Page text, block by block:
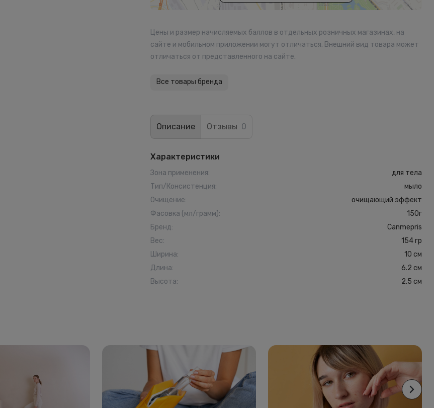
Цены и размер начисляемых баллов в отдельных розничных магазинах, на
сайте и мобильном приложении могут отличаться. Внешний вид товара может
отличаться от представленного на сайте.
Все товары бренда
Описание Отзывы 0
Характеристики
Зона применения:
для тела
Тип/Консистенция:
мыло
Очищение:
очищающий эффект
Фасовка (мл/грамм):
150г
Бренд:
Canmepris
Вес:
154 гр
Ширина:
10 см
Длина:
6.2 см
Высота: 2.5 см